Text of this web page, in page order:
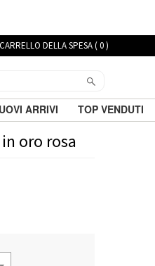
CARRELLO DELLA SPESA (0)
ARRIVI TOP VENDUTI
oro rosa